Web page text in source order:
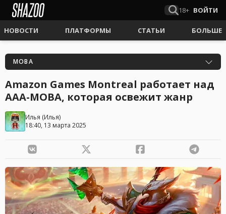
18+ ВОЙТИ
НОВОСТИ ПЛАТФОРМЫ СТАТЬИ БОЛЬШЕ
MOBA
Amazon Games Montreal работает над
AAA-MOBA, которая освежит жанр
Илья (Илья)
18:40, 13 марта 2025